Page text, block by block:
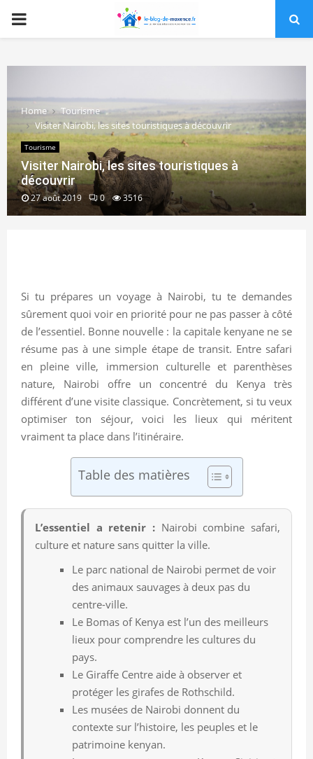
PRIMARY
Home
Tourisme
Visiter Nairobi, les sites touristiques à découvrir
Tourisme
Visiter Nairobi, les sites touristiques à
découvrir
27 août 2019 0 3516
Si tu prépares un voyage à Nairobi, tu te demandes
sûrement quoi voir en priorité pour ne pas passer à côté
de l’essentiel. Bonne nouvelle : la capitale kenyane ne se
résume pas à une simple étape de transit. Entre safari
en pleine ville, immersion culturelle et parenthèses
nature, Nairobi offre un concentré du Kenya très
différent d’une visite classique. Concrètement, si tu veux
optimiser ton séjour, voici les lieux qui méritent
vraiment ta place dans l’itinéraire.
Table des matières
L’essentiel a retenir : Nairobi combine safari,
culture et nature sans quitter la ville.
Le parc national de Nairobi permet de voir
des animaux sauvages à deux pas du
centre-ville.
Le Bomas of Kenya est l’un des meilleurs
lieux pour comprendre les cultures du
pays.
Le Giraffe Centre aide à observer et
protéger les girafes de Rothschild.
Les musées de Nairobi donnent du
contexte sur l’histoire, les peuples et le
patrimoine kenyan.